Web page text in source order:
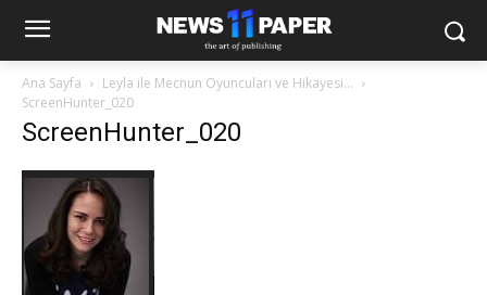
Ana Sayfa
Leyla ile Mecnun Oyuncuları ve Hikayesi…
ScreenHunter_020
ScreenHunter_020